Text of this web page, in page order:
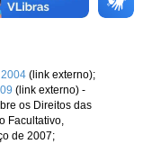
nos sites da
(link externo);
(link externo) -
os Direitos das
Facultativo,
de 2007;